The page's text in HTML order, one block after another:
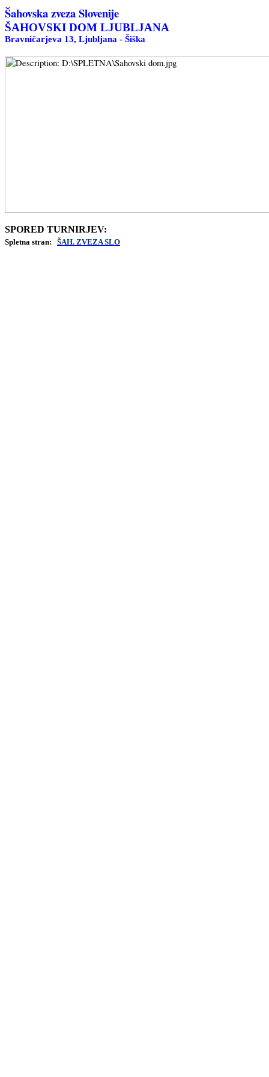
Šahovska zveza Slovenije
ŠAHOVSKI DOM LJUBLJANA
Bravničarjeva 13, Ljubljana - Šiška
SPORED TURNIRJEV:
Spletna stran: ŠAH. ZVEZA SLO